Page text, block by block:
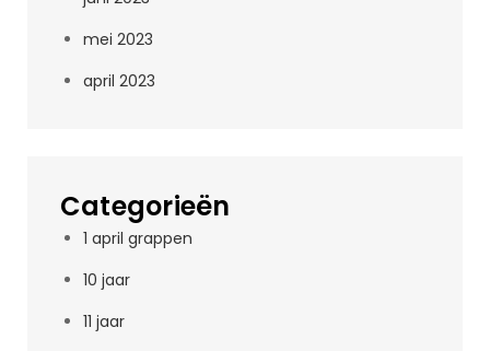
mei 2023
april 2023
Categorieën
1 april grappen
10 jaar
11 jaar